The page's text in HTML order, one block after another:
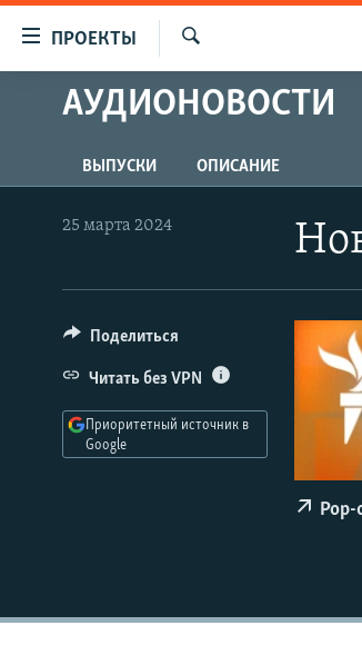
упрощенного
доступа
Вернуться
к
основному
главной
Вернутся
ПРОЕКТЫ
ПРОГРАММЫ
АВТОРСКИЕ ПРОЕКТЫ
ЦИТАТЫ СВОБОДЫ
IDEL.РЕАЛИИ
КАВКАЗ.РЕАЛИИ
СЕВЕР.РЕАЛИИ
СИБИРЬ.РЕАЛИИ
АУДИОНОВОСТИ
ВЫПУСКИ ОПИСАНИЕ
25 марта 2024
Поделиться
Читать без VPN
Приоритетный источник в
Google